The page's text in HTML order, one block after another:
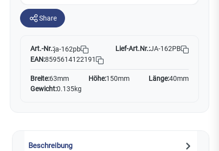
Share
Art.-Nr.:ja-162pb Lief-Art.Nr.:JA-162PB
EAN:8595614122191
Breite:63mm Höhe:150mm Länge:40mm
Gewicht:0.135kg
Beschreibung